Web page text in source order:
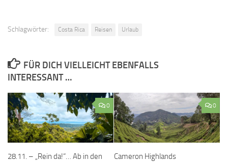
Schlagwörter: Costa Rica Reisen Urlaub
FÜR DICH VIELLEICHT EBENFALLS
INTERESSANT …
0
28.11. – „Rein da!“… Ab in den
0
Cameron Highlands